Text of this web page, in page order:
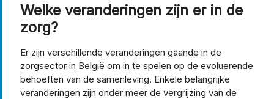
Welke veranderingen zijn er in de
zorg?
Er zijn verschillende veranderingen gaande in de
zorgsector in België om in te spelen op de evoluerende
behoeften van de samenleving. Enkele belangrijke
veranderingen zijn onder meer de vergrijzing van de